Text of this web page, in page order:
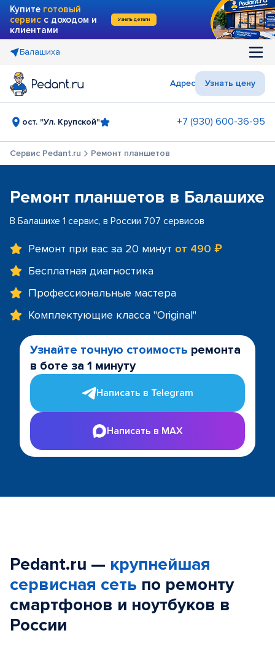
Купите готовый
сервис с доходом и
клиентами
Узнать детали
Балашиха
Адрес Узнать цену
ост. "Ул. Крупской" +7 (930) 600-36-95
Сервис Pedant.ru Ремонт планшетов
Ремонт планшетов в Балашихе
В Балашихе 1 сервис, в России 707 сервисов
Ремонт при вас за 20 минут от 490 ₽
Бесплатная диагностика
Профессиональные мастера
Комплектующие класса "Original"
Узнайте точную стоимость ремонта
в боте за 1 минуту
Написать в Telegram
Написать в MAX
Pedant.ru — крупнейшая
сервисная сеть по ремонту
смартфонов и ноутбуков в
России